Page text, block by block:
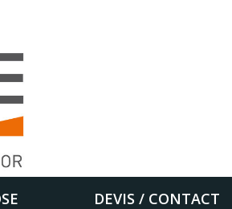
DEVIS / CONTACT